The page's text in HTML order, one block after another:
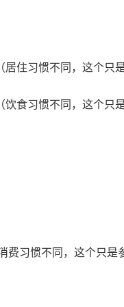
住习惯不同，这个只是
食习惯不同，这个只是
费习惯不同，这个只是